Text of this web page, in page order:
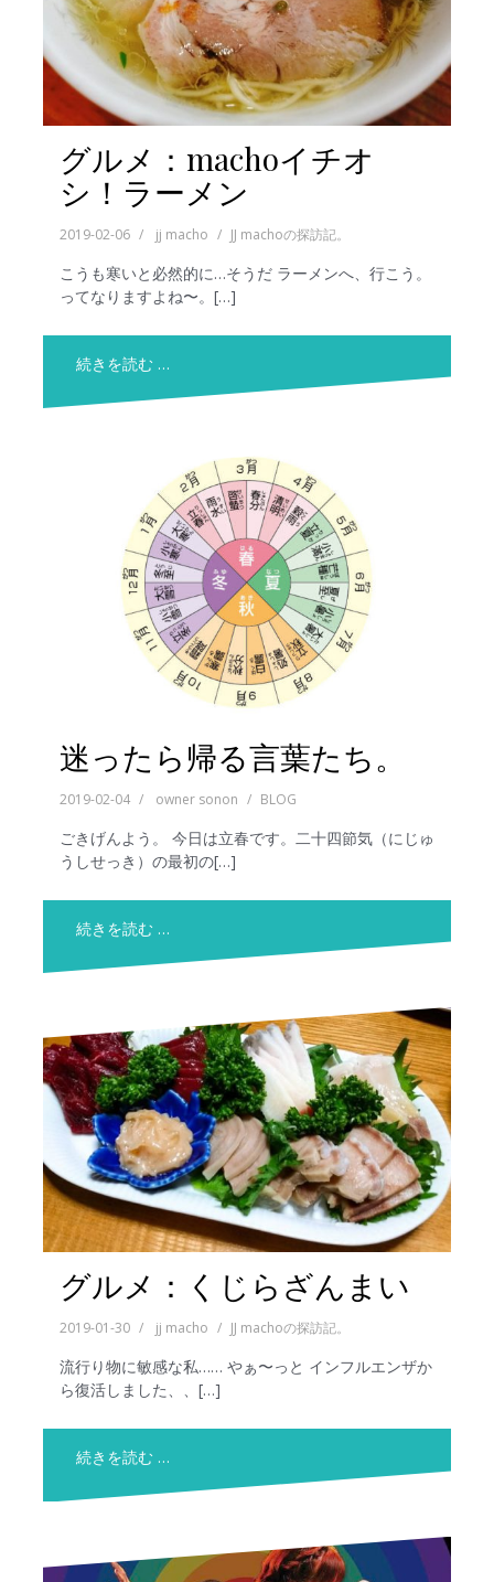
グルメ：machoイチオ
シ！ラーメン
2019-02-06 jj macho JJ machoの探訪記。
こうも寒いと必然的に…そうだ ラーメンへ、行こう。
ってなりますよね〜。[…]
続きを読む …
迷ったら帰る言葉たち。
2019-02-04 owner sonon BLOG
ごきげんよう。 今日は立春です。二十四節気（にじゅ
うしせっき）の最初の[…]
続きを読む …
グルメ：くじらざんまい
2019-01-30 jj macho JJ machoの探訪記。
流行り物に敏感な私…… やぁ〜っと インフルエンザか
ら復活しました、、[…]
続きを読む …